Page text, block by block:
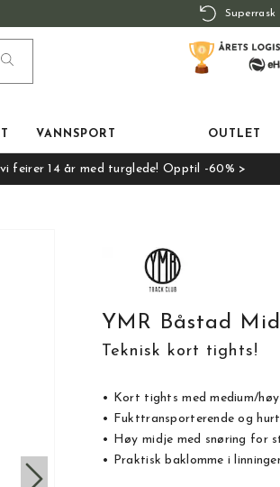
Superrask
VANNSPORT OUTLET
feirer 14 år med turglede! Opptil -60% >
YMR Båstad
Teknisk kort tights!
• Kort tights med medium/
• Fukttransporterende og
• Høy midje med snøring for
• Praktisk baklomme i